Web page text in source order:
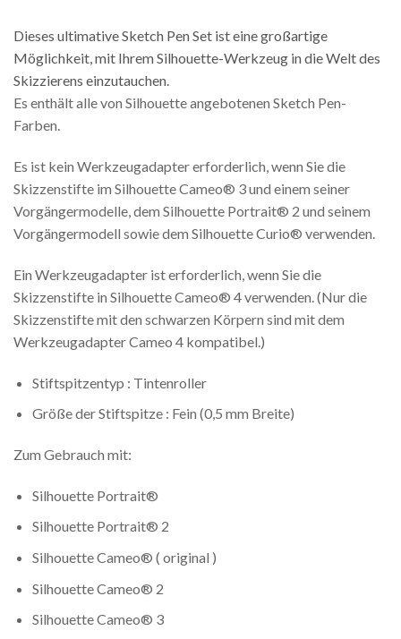
Dieses ultimative Sketch Pen Set ist eine großartige
Möglichkeit, mit Ihrem Silhouette-Werkzeug in die Welt des
Skizzierens einzutauchen.
Es enthält alle von Silhouette angebotenen Sketch Pen-
Farben.
Es ist kein Werkzeugadapter erforderlich, wenn Sie die
Skizzenstifte im Silhouette Cameo® 3 und einem seiner
Vorgängermodelle, dem Silhouette Portrait® 2 und seinem
Vorgängermodell sowie dem Silhouette Curio® verwenden.
Ein Werkzeugadapter ist erforderlich, wenn Sie die
Skizzenstifte in Silhouette Cameo® 4 verwenden. (Nur die
Skizzenstifte mit den schwarzen Körpern sind mit dem
Werkzeugadapter Cameo 4 kompatibel.)
Stiftspitzentyp : Tintenroller
Größe der Stiftspitze : Fein (0,5 mm Breite)
Zum Gebrauch mit:
Silhouette Portrait®
Silhouette Portrait® 2
Silhouette Cameo® ( original )
Silhouette Cameo® 2
Silhouette Cameo® 3